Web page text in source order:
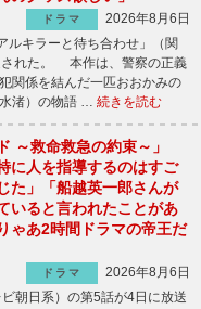
ドラマ
2026年8月6日
ルキラーと待ち合わせ」（関
された。 本作は、警察の正義
関係を結んだ一匹おおかみの
渚）の物語 … 続きを読む
～救命救急の約束～」
に人を指導するのはすご
た」「船越英一郎さんが
いると言われたことがあ
ゃあ2時間ドラマの帝王だ
ドラマ
2026年8月6日
朝日系）の第5話が4日に放送